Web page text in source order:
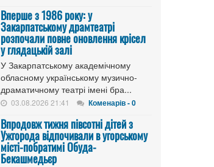
Вперше з 1986 року: у
Закарпатському драмтеатрі
розпочали повне оновлення крісел
у глядацькій залі
У Закарпатському академічному
обласному українському музично-
драматичному театрі імені бра...
03.08.2026 21:41 Коменарів - 0
Впродовж тижня півсотні дітей з
Ужгорода відпочивали в угорському
місті-побратимі Обуда-
Бекашмедьєр